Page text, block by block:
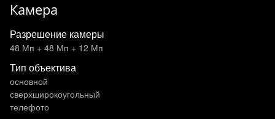
Камера
Разрешение камеры
48 Мп + 48 Мп + 12 Мп
Тип объектива
основной
сверхширокоугольный
телефото